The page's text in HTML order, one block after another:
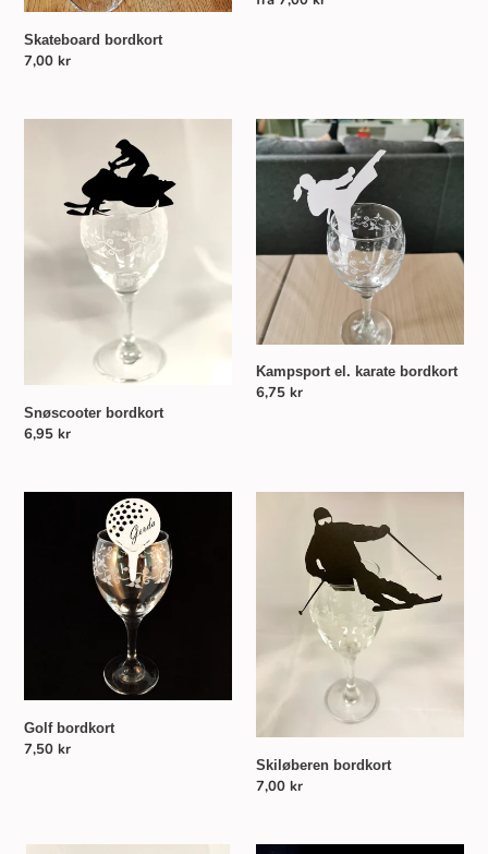
Skateboard bordkort
Normalpris
7,00 kr
Snøscooter bordkort
Normalpris
6,95 kr
Kampsport
el.
bordkort
Kampsport el. karate bordkort
Normalpris
6,75 kr
Golf bordkort
Normalpris
7,50 kr
Skiløberen
Skiløberen bordkort
Normalpris
7,00 kr